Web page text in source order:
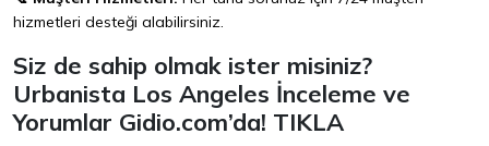
hizmetleri desteği alabilirsiniz.
Siz de sahip olmak ister misiniz?
Urbanista Los Angeles İnceleme ve
Yorumlar Gidio.com’da! TIKLA